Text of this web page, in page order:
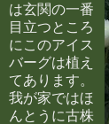
は玄関の一番
目立つところ
にこのアイス
バーグは植え
てあります。
我が家ではほ
んとうに古株